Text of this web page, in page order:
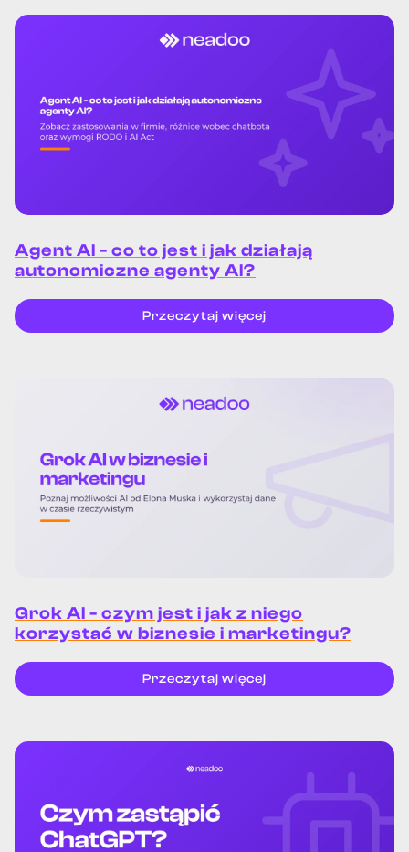
Agent AI - co to jest i jak działają
autonomiczne agenty AI?
Przeczytaj więcej
Grok AI - czym jest i jak z niego
korzystać w biznesie i marketingu?
Przeczytaj więcej